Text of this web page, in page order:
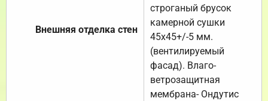
Внешняя отделка стен
строганый брусок
камерной сушки
45х45+/-5 мм.
(вентилируемый
фасад). Влаго-
ветрозащитная
мембрана- Ондутис